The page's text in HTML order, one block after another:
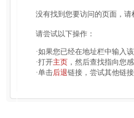
没有找到您要访问的页面，
请尝试以下操作：
·如果您已经在地址栏中输入
·打开主页 ，然后查找指向您
·单击后退链接，尝试其他链